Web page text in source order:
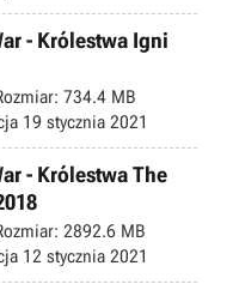
- Królestwa Igni
734.4 MB
19 stycznia 2021
- Królestwa The
2892.6 MB
12 stycznia 2021